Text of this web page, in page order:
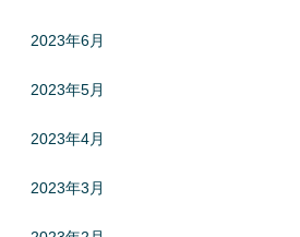
2023年6月
2023年5月
2023年4月
2023年3月